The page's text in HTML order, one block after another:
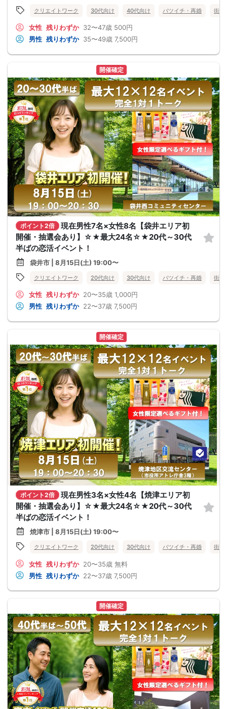
クリエイトワーク 30代向け 40代向け バツイチ・再婚 街コ
女性 残りわずか 32〜47歳 500円
男性 残りわずか 35〜49歳 7,500円
開催確定
ポイント2倍
現在男性7名×女性8名【袋井エリア初
開催・抽選会あり】☆★最大24名☆★20代～30代
半ばの恋活イベント！
袋井市 | 8月15日(土) 19:00〜
クリエイトワーク 20代向け 30代向け バツイチ・再婚 街コ
女性 残りわずか 20〜35歳 1,000円
男性 残りわずか 22〜37歳 7,500円
開催確定
ポイント2倍
現在男性3名×女性4名【焼津エリア初
開催・抽選会あり】☆★最大24名☆★20代～30代
半ばの恋活イベント！
焼津市 | 8月15日(土) 19:00〜
クリエイトワーク 20代向け 30代向け バツイチ・再婚 街コ
女性 残りわずか 20〜35歳 無料
男性 残りわずか 22〜37歳 7,500円
開催確定